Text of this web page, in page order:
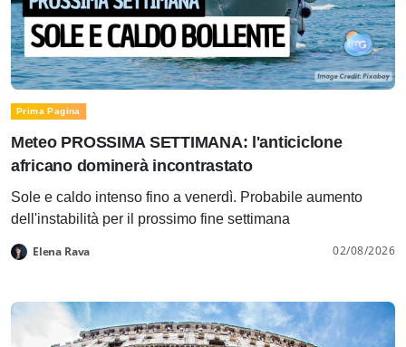
Prima Pagina
Meteo PROSSIMA SETTIMANA: l'anticiclone
africano dominerà incontrastato
Sole e caldo intenso fino a venerdì. Probabile aumento
dell'instabilità per il prossimo fine settimana
Elena Rava 02/08/2026